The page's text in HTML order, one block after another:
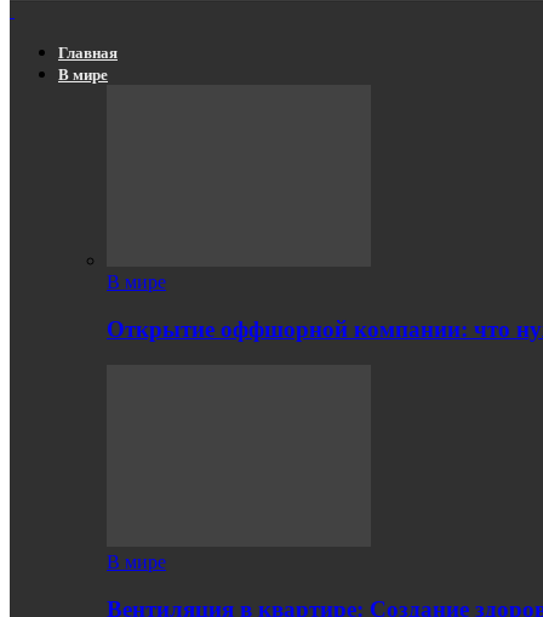
Главная
В мире
В мире
Открытие оффшорной компании: что
В мире
Вентиляция в квартире: Создание